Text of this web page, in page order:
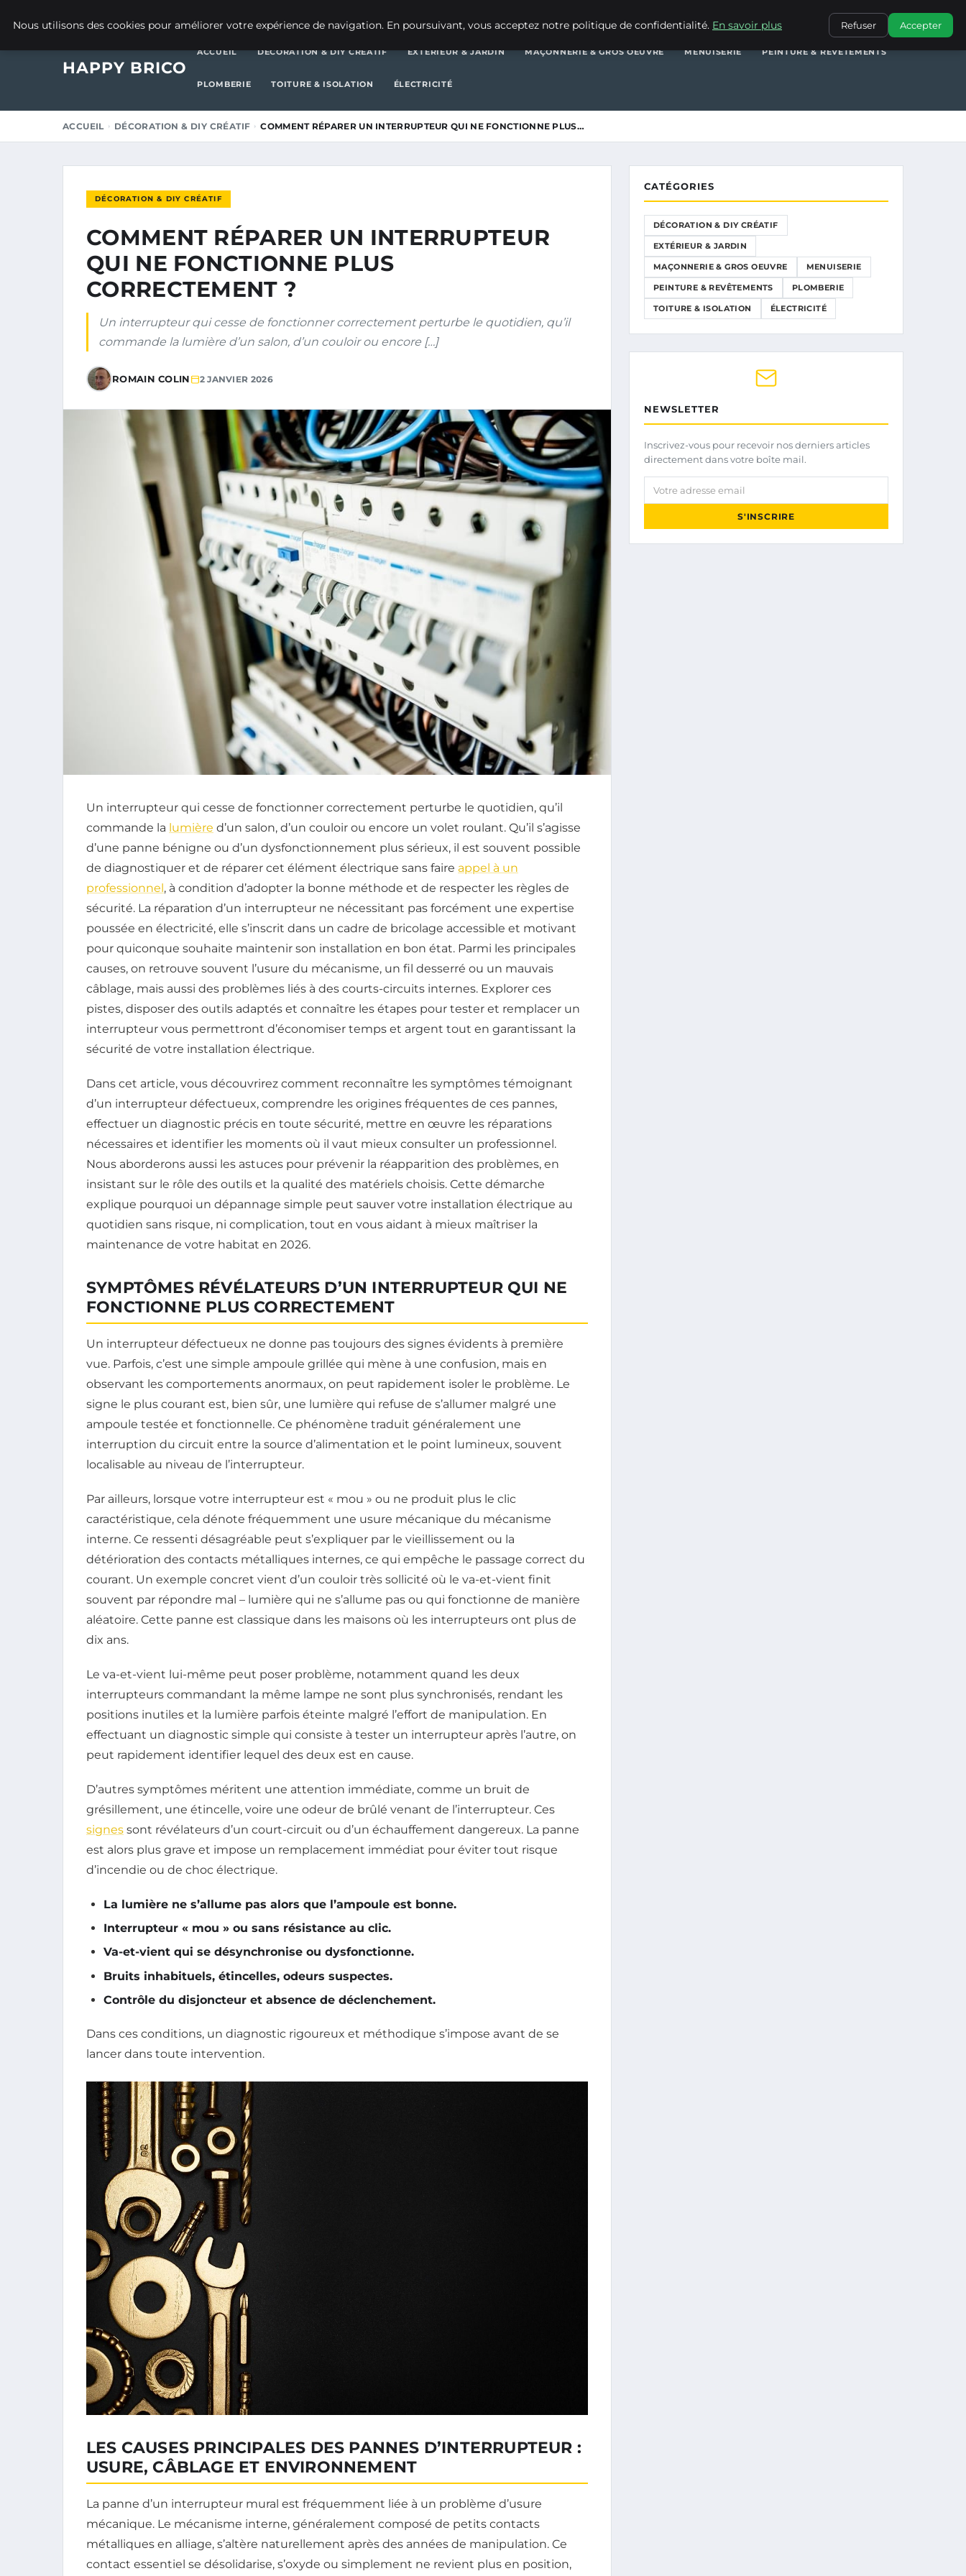
MAÇONNERIE & GROS OEUVREMENUISERIE
HAPPY BRICO
ACCUEIL DÉCORATION & DIY CRÉATIF EXTÉRIEUR & JARDIN MAÇONNERIE & GROS OEUVRE MENUISERIE PEINTURE & REVÊTEMENTS
PLOMBERIE TOITURE & ISOLATION ÉLECTRICITÉ
ACCUEIL DÉCORATION & DIY CRÉATIF COMMENT RÉPARER UN INTERRUPTEUR QUI NE FONCTIONNE PLUS…
DÉCORATION & DIY CRÉATIF
COMMENT RÉPARER UN INTERRUPTEUR
QUI NE FONCTIONNE PLUS
CORRECTEMENT ?
Un interrupteur qui cesse de fonctionner correctement perturbe le quotidien, qu’il
commande la lumière d’un salon, d’un couloir ou encore […]
ROMAIN COLIN 2 JANVIER 2026
Un interrupteur qui cesse de fonctionner correctement perturbe le quotidien, qu’il
commande la lumière d’un salon, d’un couloir ou encore un volet roulant. Qu’il s’agisse
d’une panne bénigne ou d’un dysfonctionnement plus sérieux, il est souvent possible
de diagnostiquer et de réparer cet élément électrique sans faire appel à un
professionnel, à condition d’adopter la bonne méthode et de respecter les règles de
sécurité. La réparation d’un interrupteur ne nécessitant pas forcément une expertise
poussée en électricité, elle s’inscrit dans un cadre de bricolage accessible et motivant
pour quiconque souhaite maintenir son installation en bon état. Parmi les principales
causes, on retrouve souvent l’usure du mécanisme, un fil desserré ou un mauvais
câblage, mais aussi des problèmes liés à des courts-circuits internes. Explorer ces
pistes, disposer des outils adaptés et connaître les étapes pour tester et remplacer un
interrupteur vous permettront d’économiser temps et argent tout en garantissant la
sécurité de votre installation électrique.
Dans cet article, vous découvrirez comment reconnaître les symptômes témoignant
d’un interrupteur défectueux, comprendre les origines fréquentes de ces pannes,
effectuer un diagnostic précis en toute sécurité, mettre en œuvre les réparations
nécessaires et identifier les moments où il vaut mieux consulter un professionnel.
Nous aborderons aussi les astuces pour prévenir la réapparition des problèmes, en
insistant sur le rôle des outils et la qualité des matériels choisis. Cette démarche
explique pourquoi un dépannage simple peut sauver votre installation électrique au
quotidien sans risque, ni complication, tout en vous aidant à mieux maîtriser la
maintenance de votre habitat en 2026.
SYMPTÔMES RÉVÉLATEURS D’UN INTERRUPTEUR QUI NE
FONCTIONNE PLUS CORRECTEMENT
Un interrupteur défectueux ne donne pas toujours des signes évidents à première
vue. Parfois, c’est une simple ampoule grillée qui mène à une confusion, mais en
observant les comportements anormaux, on peut rapidement isoler le problème. Le
signe le plus courant est, bien sûr, une lumière qui refuse de s’allumer malgré une
ampoule testée et fonctionnelle. Ce phénomène traduit généralement une
interruption du circuit entre la source d’alimentation et le point lumineux, souvent
localisable au niveau de l’interrupteur.
Par ailleurs, lorsque votre interrupteur est « mou » ou ne produit plus le clic
caractéristique, cela dénote fréquemment une usure mécanique du mécanisme
interne. Ce ressenti désagréable peut s’expliquer par le vieillissement ou la
détérioration des contacts métalliques internes, ce qui empêche le passage correct du
courant. Un exemple concret vient d’un couloir très sollicité où le va-et-vient finit
souvent par répondre mal – lumière qui ne s’allume pas ou qui fonctionne de manière
aléatoire. Cette panne est classique dans les maisons où les interrupteurs ont plus de
dix ans.
Le va-et-vient lui-même peut poser problème, notamment quand les deux
interrupteurs commandant la même lampe ne sont plus synchronisés, rendant les
positions inutiles et la lumière parfois éteinte malgré l’effort de manipulation. En
effectuant un diagnostic simple qui consiste à tester un interrupteur après l’autre, on
peut rapidement identifier lequel des deux est en cause.
D’autres symptômes méritent une attention immédiate, comme un bruit de
grésillement, une étincelle, voire une odeur de brûlé venant de l’interrupteur. Ces
signes sont révélateurs d’un court-circuit ou d’un échauffement dangereux. La panne
est alors plus grave et impose un remplacement immédiat pour éviter tout risque
d’incendie ou de choc électrique.
La lumière ne s’allume pas alors que l’ampoule est bonne.
Interrupteur « mou » ou sans résistance au clic.
Va-et-vient qui se désynchronise ou dysfonctionne.
Bruits inhabituels, étincelles, odeurs suspectes.
Contrôle du disjoncteur et absence de déclenchement.
Dans ces conditions, un diagnostic rigoureux et méthodique s’impose avant de se
lancer dans toute intervention.
LES CAUSES PRINCIPALES DES PANNES D’INTERRUPTEUR :
USURE, CÂBLAGE ET ENVIRONNEMENT
La panne d’un interrupteur mural est fréquemment liée à un problème d’usure
mécanique. Le mécanisme interne, généralement composé de petits contacts
métalliques en alliage, s’altère naturellement après des années de manipulation. Ce
contact essentiel se désolidarise, s’oxyde ou simplement ne revient plus en position,
CATÉGORIES
DÉCORATION & DIY CRÉATIF
EXTÉRIEUR & JARDIN
MAÇONNERIE & GROS OEUVRE MENUISERIE
PEINTURE & REVÊTEMENTS PLOMBERIE
TOITURE & ISOLATION ÉLECTRICITÉ
NEWSLETTER
Inscrivez-vous pour recevoir nos derniers articles
directement dans votre boîte mail.
Votre adresse email
S'INSCRIRE
Nous utilisons des cookies pour améliorer votre expérience de navigation. En poursuivant, vous acceptez notre politique de confidentialité. En savoir plus Refuser Accepter